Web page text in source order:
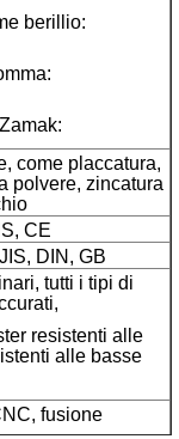
berillio:
come placcatura,
polvere, zincatura
CE
DIN, GB
tutti i tipi di
resistenti alle
alle basse
fusione